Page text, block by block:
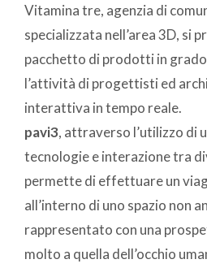
Vitamina tre, agenzia di
specializzata nell’area 3D, si
pacchetto di prodotti in
l’attività di progettisti ed
interattiva in tempo reale.
pavi3, attraverso l’utilizzo di
tecnologie e interazione tra
permette di effettuare un
all’interno di uno spazio non
rappresentato con una
molto a quella dell’occhio